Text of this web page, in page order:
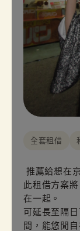
全套租借
推薦給想在
此租借方案
在一起。
可延長至隔
間，能悠閒